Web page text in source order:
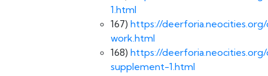
1.html
167) https://
work.html
168) https://
supplement-1.html